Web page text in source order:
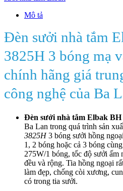
Mô tả
Đèn sưởi nhà tắm
3825H 3 bóng mạ
chính hãng giá
công nghệ của Ba
Đèn sưởi nhà tắm Elbak BH
Ba Lan trong quá trình sản
3825H3 bóng sưởi hồng
1, 2 bóng hoặc cả 3 bóng
275W/1 bóng, tốc độ sưởi ấm
đều và rộng. Tia hồng ngoại
làm đẹp, chống còi xương,
có trong tia sưởi.